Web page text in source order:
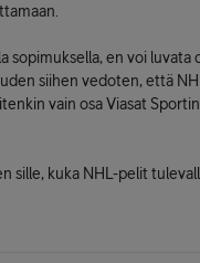
sopimuksella, en voi luvata
siihen vedoten, että
vain osa Viasat
sille, kuka NHL-pelit